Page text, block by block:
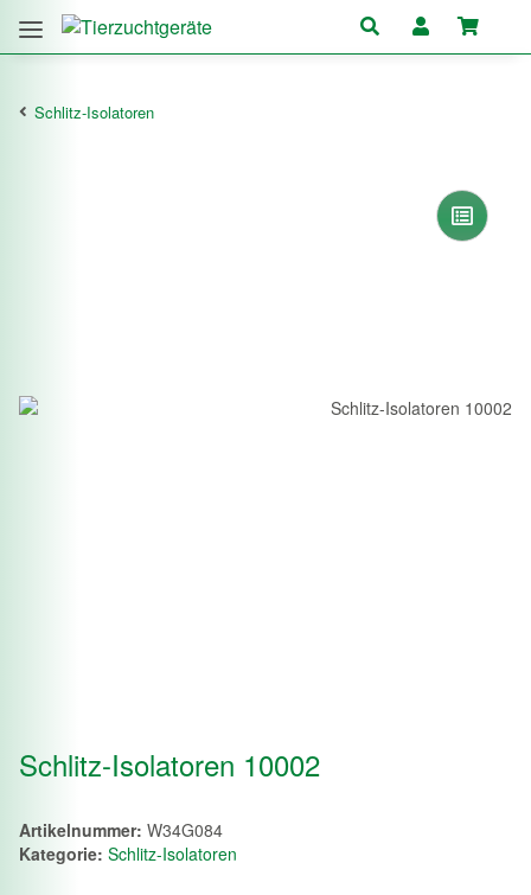
Schlitz-Isolatoren
Schlitz-Isolatoren 10002
Artikelnummer: W34G084
Kategorie: Schlitz-Isolatoren